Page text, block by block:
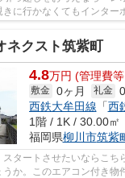
に行かなくてもインター
ネクスト筑紫町
4.8万円 (管理費
敷金 0ヶ月 礼金
西鉄大牟田線 「西
1階 / 1K / 30.00㎡
福岡県柳川市筑紫
スタートさせたいならこち
か。このエアコン付き物